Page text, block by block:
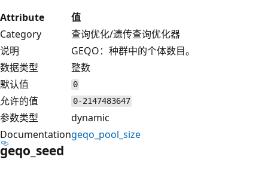
Attribute
值
Category
查询优化/遗传查询优化器
说明
GEQO：种群中的个体数目。
数据类型
整数
默认值
0
允许的值 0-2147483647
参数类型
dynamic
Documentationgeqo_pool_size
geqo_seed